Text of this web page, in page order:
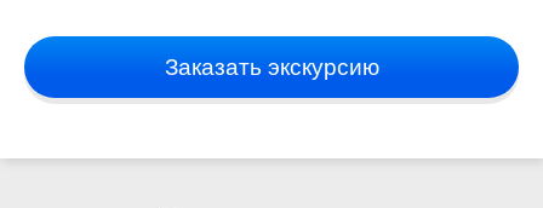
Заказать экскурсию